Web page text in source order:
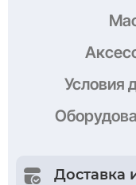
Условия
Доставка